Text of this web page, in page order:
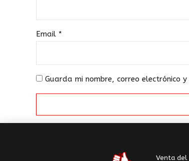
Email *
Guarda mi nombre, correo electrónico
Venta del